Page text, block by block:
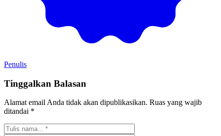
Penulis
Tinggalkan Balasan
Alamat email Anda tidak akan dipublikasikan. Ruas yang wajib
ditandai *